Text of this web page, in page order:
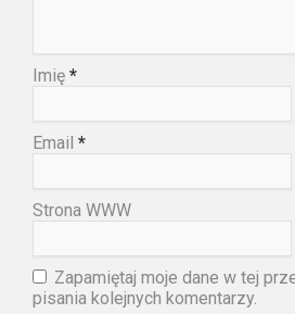
Imię *
Email *
Strona WWW
Zapamiętaj moje dane w tej
pisania kolejnych komentarzy.